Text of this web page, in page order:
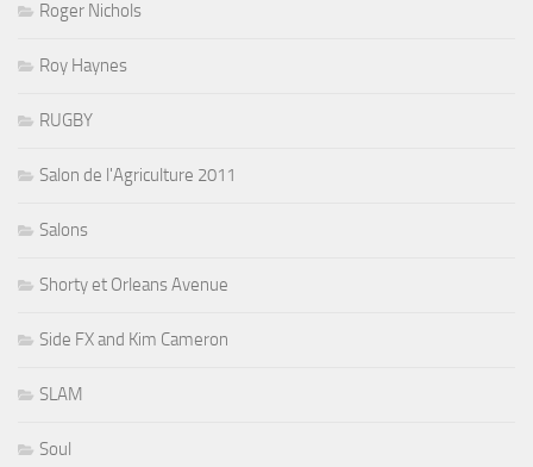
Roger Nichols
Roy Haynes
RUGBY
Salon de l'Agriculture 2011
Salons
Shorty et Orleans Avenue
Side FX and Kim Cameron
SLAM
Soul